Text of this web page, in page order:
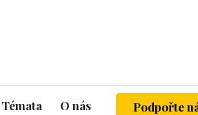
Témata O nás Podpořte